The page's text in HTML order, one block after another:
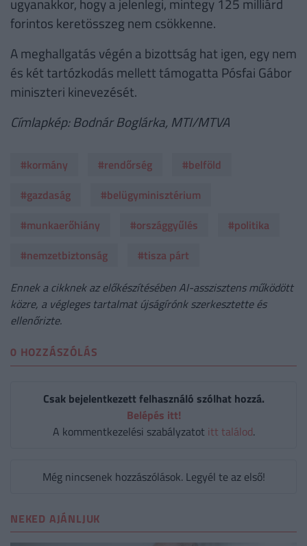
forintos keretösszeg nem csökkenne.
A meghallgatás végén a bizottság hat igen, egy nem
és két tartózkodás mellett támogatta Pósfai Gábor
miniszteri kinevezését.
Címlapkép: Bodnár Boglárka, MTI/MTVA
#kormány #rendőrség
#belföld
#gazdaság
#belügyminisztérium
#munkaerőhiány
#országgyűlés
#politika
#nemzetbiztonság
#tisza párt
Ennek a cikknek az előkészítésében AI-asszisztens működött
közre, a végleges tartalmat újságírónk szerkesztette és
ellenőrizte.
0 HOZZÁSZÓLÁS
Csak bejelentkezett felhasználó szólhat hozzá.
Belépés itt!
A kommentkezelési szabályzatot itt találod.
Még nincsenek hozzászólások. Legyél te az első!
NEKED AJÁNLJUK